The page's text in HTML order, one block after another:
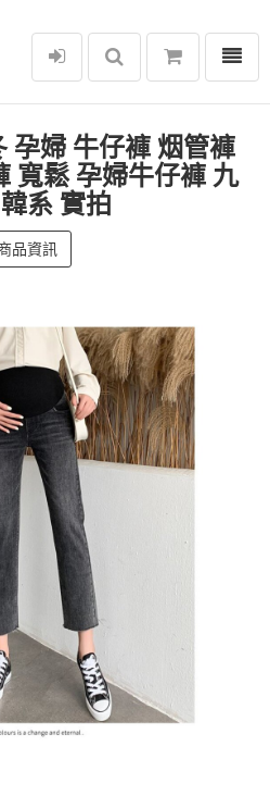
選單
孕婦 牛仔褲 烟管褲
寬鬆 孕婦牛仔褲 九
系 實拍
品資訊